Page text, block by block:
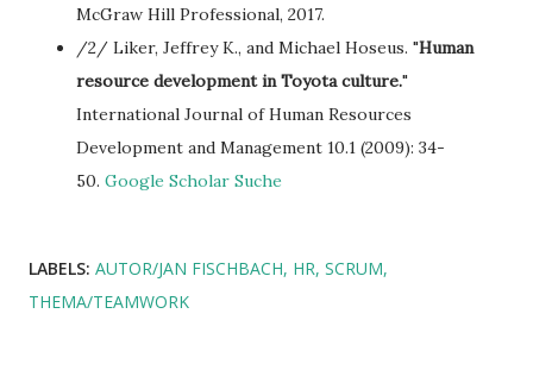
McGraw Hill Professional, 2017.
/2/ Liker, Jeffrey K., and Michael Hoseus. "Human
resource development in Toyota culture."
International Journal of Human Resources
Development and Management 10.1 (2009): 34-
50. Google Scholar Suche
LABELS: AUTOR/JAN FISCHBACH HR SCRUM
THEMA/TEAMWORK